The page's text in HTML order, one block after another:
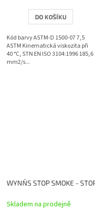
DO KOŠÍKU
Kód barvy ASTM-D 1500-07 7,5
ASTM Kinematická viskozita při
40 °C, STN EN ISO 3104:1996 185,6
mm2/s...
325 ml
WYNN´S STOP SMOKE - STOP
Skladem na prodejně